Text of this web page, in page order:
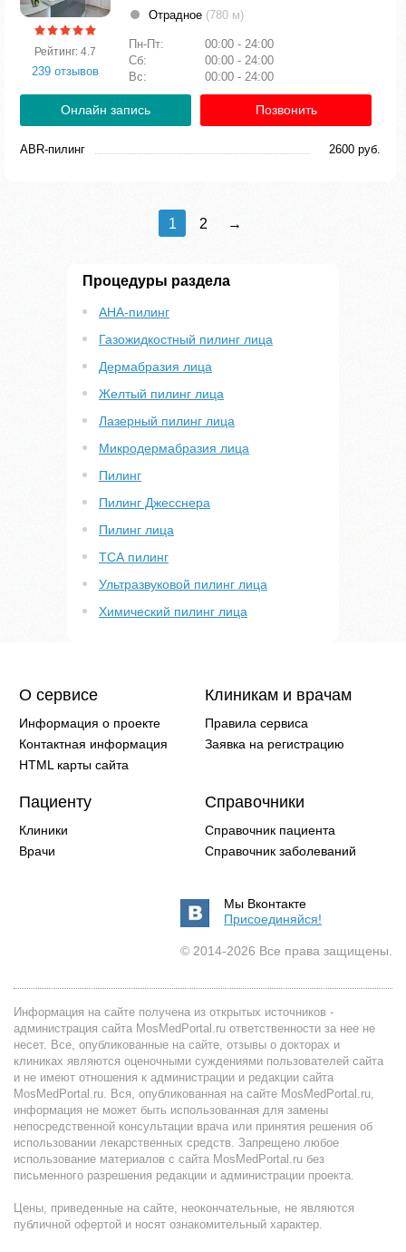
Рейтинг: 4.7
239 отзывов
Отрадное (780 м)
Пн-Пт:
00:00 - 24:00
Сб:
00:00 - 24:00
Вс:
00:00 - 24:00
Онлайн запись Позвонить
ABR-пилинг 2600 руб.
1 2 →
Процедуры раздела
AHA-пилинг
Газожидкостный пилинг лица
Дермабразия лица
Желтый пилинг лица
Лазерный пилинг лица
Микродермабразия лица
Пилинг
Пилинг Джесснера
Пилинг лица
ТСА пилинг
Ультразвуковой пилинг лица
Химический пилинг лица
О сервисе
Информация о проекте
Контактная информация
HTML карты сайта
Клиникам и врачам
Правила сервиса
Заявка на регистрацию
Пациенту
Клиники
Врачи
Справочники
Справочник пациента
Справочник заболеваний
Мы Вконтакте
Присоединяйся!
© 2014-2026 Все права защищены.
Информация на сайте получена из открытых источников -
администрация сайта MosMedPortal.ru ответственности за нее не
несет. Все, опубликованные на сайте, отзывы о докторах и
клиниках являются оценочными суждениями пользователей сайта
и не имеют отношения к администрации и редакции сайта
MosMedPortal.ru. Вся, опубликованная на сайте MosMedPortal.ru,
информация не может быть использованная для замены
непосредственной консультации врача или принятия решения об
использовании лекарственных средств. Запрещено любое
использование материалов с сайта MosMedPortal.ru без
письменного разрешения редакции и администрации проекта.
Цены, приведенные на сайте, неокончательные, не являются
публичной офертой и носят ознакомительный характер.